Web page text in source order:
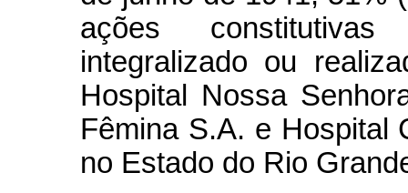
ações
integralizado ou
Hospital Nossa
Fêmina S.A. e Hospital
no Estado do Rio